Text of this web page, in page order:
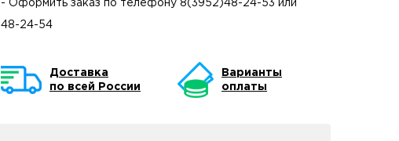
- Оформить заказ по телефону 8(3952)48-24-53 или
48-24-54
Доставка
по всей России
Варианты
оплаты